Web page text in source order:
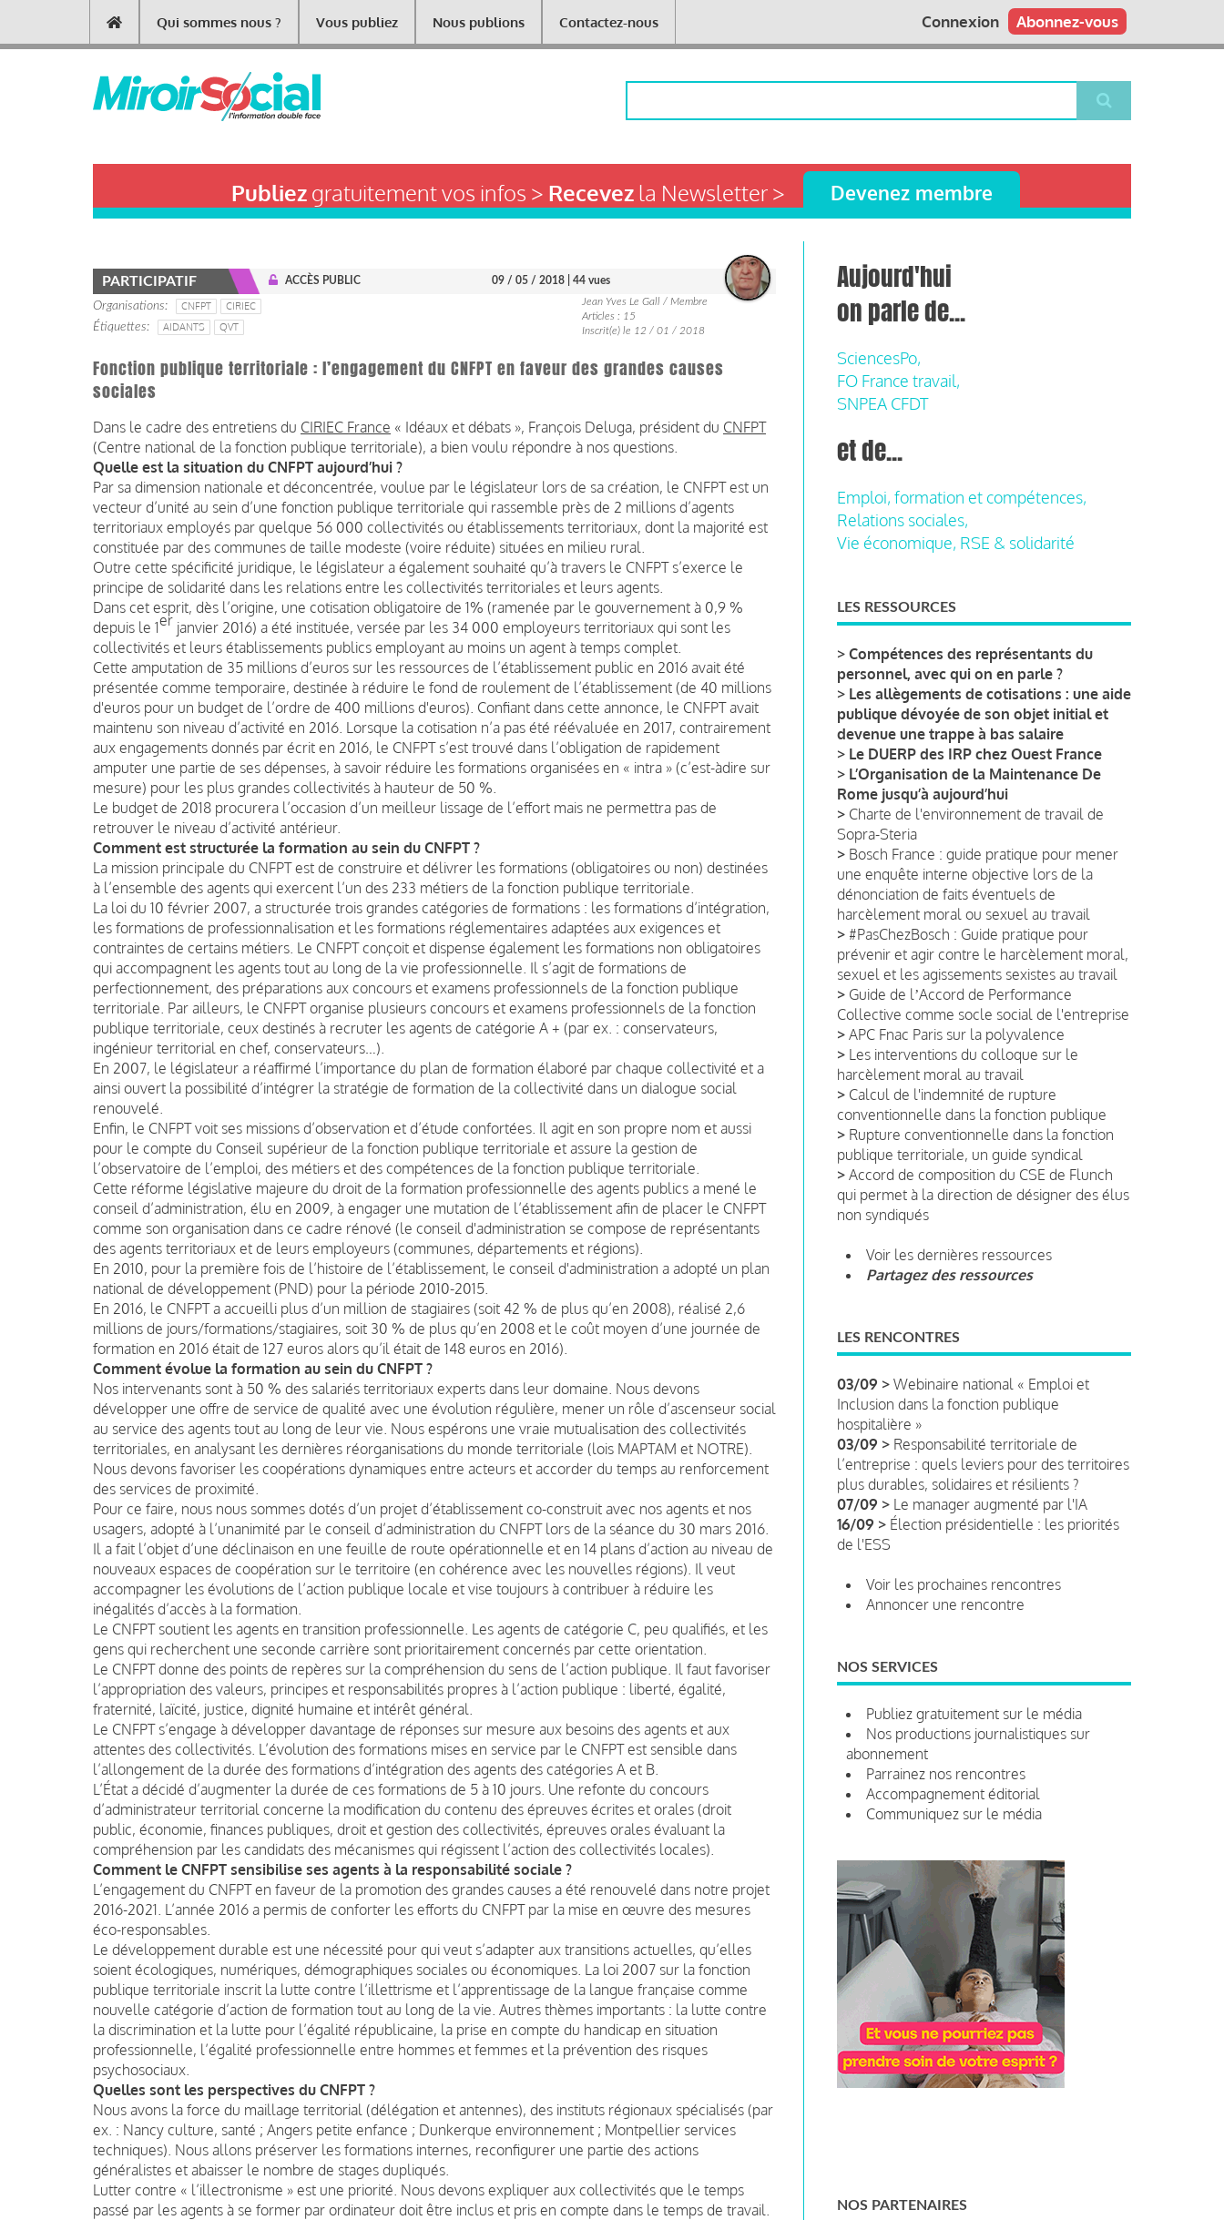
contenu
Main
navigation
Qui sommes nous ? Vous publiez Nous publions Contactez-nous Abonnez-vous
Connexion
Publiezgratuitement vos infos > Recevezla Newsletter > Devenez membre
PARTICIPATIF ACCÈS PUBLIC 09 / 05 / 2018 | 44 vues
Organisations CNFPT
CIRIEC
Étiquettes
AIDANTS QVT
Jean Yves Le Gall / Membre
Articles : 15
Inscrit(e) le 12 / 01 / 2018
Fonction publique territoriale : l’engagement du CNFPT en faveur des grandes causes
sociales
Dans le cadre des entretiens du CIRIEC France « Idéaux et débats », François Deluga, président du CNFPT
(Centre national de la fonction publique territoriale), a bien voulu répondre à nos questions.
Quelle est la situation du CNFPT aujourd’hui ?
Par sa dimension nationale et déconcentrée, voulue par le législateur lors de sa création, le CNFPT est un
vecteur d’unité au sein d’une fonction publique territoriale qui rassemble près de 2 millions d’agents
territoriaux employés par quelque 56 000 collectivités ou établissements territoriaux, dont la majorité est
constituée par des communes de taille modeste (voire réduite) situées en milieu rural.
Outre cette spécificité juridique, le législateur a également souhaité qu’à travers le CNFPT s’exerce le
principe de solidarité dans les relations entre les collectivités territoriales et leurs agents.
Dans cet esprit, dès l’origine, une cotisation obligatoire de 1% (ramenée par le gouvernement à 0,9 %
depuis le 1er janvier 2016) a été instituée, versée par les 34 000 employeurs territoriaux qui sont les
collectivités et leurs établissements publics employant au moins un agent à temps complet.
Cette amputation de 35 millions d’euros sur les ressources de l’établissement public en 2016 avait été
présentée comme temporaire, destinée à réduire le fond de roulement de l’établissement (de 40 millions
d'euros pour un budget de l’ordre de 400 millions d'euros). Confiant dans cette annonce, le CNFPT avait
maintenu son niveau d’activité en 2016. Lorsque la cotisation n’a pas été réévaluée en 2017, contrairement
aux engagements donnés par écrit en 2016, le CNFPT s’est trouvé dans l’obligation de rapidement
amputer une partie de ses dépenses, à savoir réduire les formations organisées en « intra » (c’est-àdire sur
mesure) pour les plus grandes collectivités à hauteur de 50 %.
Le budget de 2018 procurera l’occasion d’un meilleur lissage de l’effort mais ne permettra pas de
retrouver le niveau d’activité antérieur.
Comment est structurée la formation au sein du CNFPT ?
La mission principale du CNFPT est de construire et délivrer les formations (obligatoires ou non) destinées
à l’ensemble des agents qui exercent l’un des 233 métiers de la fonction publique territoriale.
La loi du 10 février 2007, a structurée trois grandes catégories de formations : les formations d’intégration,
les formations de professionnalisation et les formations réglementaires adaptées aux exigences et
contraintes de certains métiers. Le CNFPT conçoit et dispense également les formations non obligatoires
qui accompagnent les agents tout au long de la vie professionnelle. Il s’agit de formations de
perfectionnement, des préparations aux concours et examens professionnels de la fonction publique
territoriale. Par ailleurs, le CNFPT organise plusieurs concours et examens professionnels de la fonction
publique territoriale, ceux destinés à recruter les agents de catégorie A + (par ex. : conservateurs,
ingénieur territorial en chef, conservateurs…).
En 2007, le législateur a réaffirmé l’importance du plan de formation élaboré par chaque collectivité et a
ainsi ouvert la possibilité d’intégrer la stratégie de formation de la collectivité dans un dialogue social
renouvelé.
Enfin, le CNFPT voit ses missions d’observation et d’étude confortées. Il agit en son propre nom et aussi
pour le compte du Conseil supérieur de la fonction publique territoriale et assure la gestion de
l’observatoire de l’emploi, des métiers et des compétences de la fonction publique territoriale.
Cette réforme législative majeure du droit de la formation professionnelle des agents publics a mené le
conseil d’administration, élu en 2009, à engager une mutation de l’établissement afin de placer le CNFPT
comme son organisation dans ce cadre rénové (le conseil d'administration se compose de représentants
des agents territoriaux et de leurs employeurs (communes, départements et régions).
En 2010, pour la première fois de l’histoire de l’établissement, le conseil d'administration a adopté un plan
national de développement (PND) pour la période 2010-2015.
En 2016, le CNFPT a accueilli plus d’un million de stagiaires (soit 42 % de plus qu’en 2008), réalisé 2,6
millions de jours/formations/stagiaires, soit 30 % de plus qu’en 2008 et le coût moyen d’une journée de
formation en 2016 était de 127 euros alors qu’il était de 148 euros en 2016).
Comment évolue la formation au sein du CNFPT ?
Nos intervenants sont à 50 % des salariés territoriaux experts dans leur domaine. Nous devons
développer une offre de service de qualité avec une évolution régulière, mener un rôle d’ascenseur social
au service des agents tout au long de leur vie. Nous espérons une vraie mutualisation des collectivités
territoriales, en analysant les dernières réorganisations du monde territoriale (lois MAPTAM et NOTRE).
Nous devons favoriser les coopérations dynamiques entre acteurs et accorder du temps au renforcement
des services de proximité.
Pour ce faire, nous nous sommes dotés d’un projet d’établissement co-construit avec nos agents et nos
usagers, adopté à l’unanimité par le conseil d’administration du CNFPT lors de la séance du 30 mars 2016.
Il a fait l’objet d’une déclinaison en une feuille de route opérationnelle et en 14 plans d’action au niveau de
nouveaux espaces de coopération sur le territoire (en cohérence avec les nouvelles régions). Il veut
accompagner les évolutions de l’action publique locale et vise toujours à contribuer à réduire les
inégalités d’accès à la formation.
Le CNFPT soutient les agents en transition professionnelle. Les agents de catégorie C, peu qualifiés, et les
gens qui recherchent une seconde carrière sont prioritairement concernés par cette orientation.
Le CNFPT donne des points de repères sur la compréhension du sens de l’action publique. Il faut favoriser
l’appropriation des valeurs, principes et responsabilités propres à l’action publique : liberté, égalité,
fraternité, laïcité, justice, dignité humaine et intérêt général.
Le CNFPT s’engage à développer davantage de réponses sur mesure aux besoins des agents et aux
attentes des collectivités. L’évolution des formations mises en service par le CNFPT est sensible dans
l’allongement de la durée des formations d’intégration des agents des catégories A et B.
L’État a décidé d’augmenter la durée de ces formations de 5 à 10 jours. Une refonte du concours
d’administrateur territorial concerne la modification du contenu des épreuves écrites et orales (droit
public, économie, finances publiques, droit et gestion des collectivités, épreuves orales évaluant la
compréhension par les candidats des mécanismes qui régissent l’action des collectivités locales).
Comment le CNFPT sensibilise ses agents à la responsabilité sociale ?
L’engagement du CNFPT en faveur de la promotion des grandes causes a été renouvelé dans notre projet
2016-2021. L’année 2016 a permis de conforter les efforts du CNFPT par la mise en œuvre des mesures
éco-responsables.
Le développement durable est une nécessité pour qui veut s’adapter aux transitions actuelles, qu’elles
soient écologiques, numériques, démographiques sociales ou économiques. La loi 2007 sur la fonction
publique territoriale inscrit la lutte contre l’illettrisme et l’apprentissage de la langue française comme
nouvelle catégorie d’action de formation tout au long de la vie. Autres thèmes importants : la lutte contre
la discrimination et la lutte pour l’égalité républicaine, la prise en compte du handicap en situation
professionnelle, l’égalité professionnelle entre hommes et femmes et la prévention des risques
psychosociaux.
Quelles sont les perspectives du CNFPT ?
Nous avons la force du maillage territorial (délégation et antennes), des instituts régionaux spécialisés (par
ex. : Nancy culture, santé ; Angers petite enfance ; Dunkerque environnement ; Montpellier services
techniques). Nous allons préserver les formations internes, reconfigurer une partie des actions
généralistes et abaisser le nombre de stages dupliqués.
Lutter contre « l’illectronisme » est une priorité. Nous devons expliquer aux collectivités que le temps
passé par les agents à se former par ordinateur doit être inclus et pris en compte dans le temps de travail.
Aujourd'hui
on parle de...
SciencesPo,
FO France travail,
SNPEA CFDT
et de...
Emploi, formation et compétences,
Relations sociales,
Vie économique, RSE & solidarité
LES RESSOURCES
> Compétences des représentants du
personnel, avec qui on en parle ?
> Les allègements de cotisations : une aide
publique dévoyée de son objet initial et
devenue une trappe à bas salaire
> Le DUERP des IRP chez Ouest France
> L’Organisation de la Maintenance De
Rome jusqu’à aujourd’hui
> Charte de l'environnement de travail de
Sopra-Steria
> Bosch France : guide pratique pour mener
une enquête interne objective lors de la
dénonciation de faits éventuels de
harcèlement moral ou sexuel au travail
> #PasChezBosch : Guide pratique pour
prévenir et agir contre le harcèlement moral,
sexuel et les agissements sexistes au travail
> Guide de lʼAccord de Performance
Collective comme socle social de l'entreprise
> APC Fnac Paris sur la polyvalence
> Les interventions du colloque sur le
harcèlement moral au travail
> Calcul de l'indemnité de rupture
conventionnelle dans la fonction publique
> Rupture conventionnelle dans la fonction
publique territoriale, un guide syndical
> Accord de composition du CSE de Flunch
qui permet à la direction de désigner des élus
non syndiqués
Voir les dernières ressources
Partagez des ressources
LES RENCONTRES
03/09 > Webinaire national « Emploi et
Inclusion dans la fonction publique
hospitalière »
03/09 > Responsabilité territoriale de
l’entreprise : quels leviers pour des territoires
plus durables, solidaires et résilients ?
07/09 > Le manager augmenté par l'IA
16/09 > Élection présidentielle : les priorités
de l'ESS
Voir les prochaines rencontres
Annoncer une rencontre
NOS SERVICES
Publiez gratuitement sur le média
Nos productions journalistiques sur
abonnement
Parrainez nos rencontres
Accompagnement éditorial
Communiquez sur le média
NOS PARTENAIRES